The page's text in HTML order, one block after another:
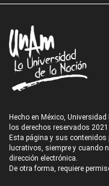
Hecho en México,
los derechos reservados 2021.
Esta página y sus contenidos
lucrativos, siempre y cuando
dirección electrónica.
De otra forma, requiere